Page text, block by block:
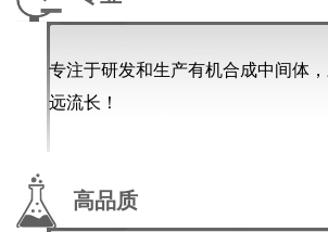
专注于研发和生产有机合成中间体
远流长！
高品质